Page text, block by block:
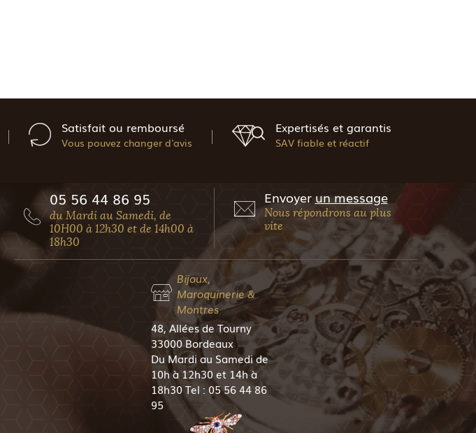
Satisfait ou remboursé
Vous pouvez changer d'avis
Expertisés et garantis
SAV fiable et réactif
05 56 44 86 95
du Mardi au Samedi, de
10H00 à 12h30 et de 14h00 à
18h30
Envoyer un message
Nous répondrons au plus
vite
Bijoux,
Maroquinerie &
Montres
48, Allées de Tourny
33000 Bordeaux
Du Mardi au Samedi de
10h à 12h30 et 14h à
18h30 Tel : 05 56 44 86
95